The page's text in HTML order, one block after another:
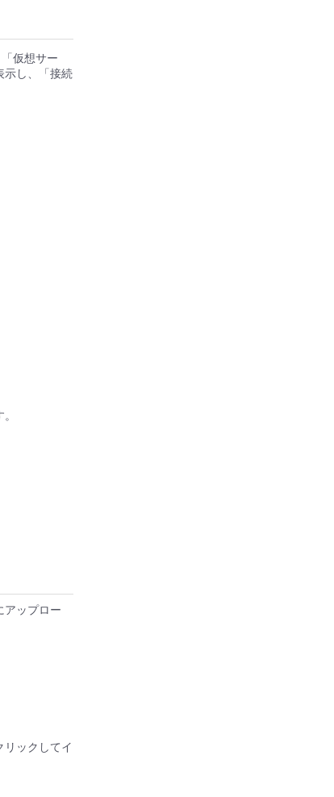
仮想サー
示し、「接続
アップロー
リックしてイ